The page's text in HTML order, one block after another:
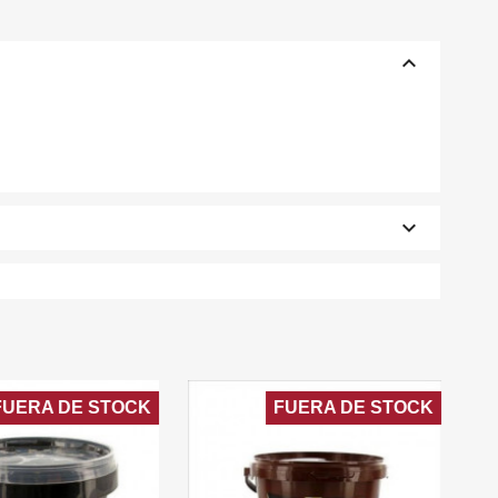
keyboard_arrow_up
keyboard_arrow_down
DE STOCK FUERA DE STOCK